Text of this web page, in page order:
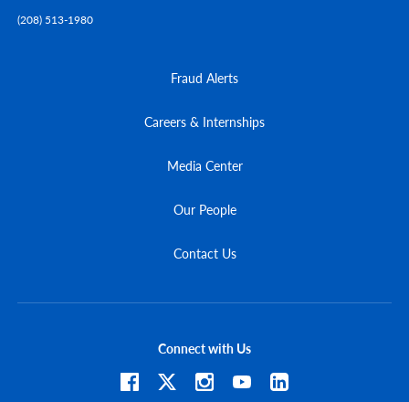
(208) 513-1980
Fraud Alerts
Careers & Internships
Media Center
Our People
Contact Us
Connect with Us